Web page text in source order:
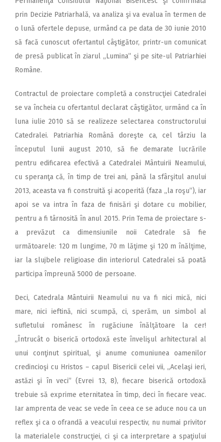
prin Decizie Patriarhală, va analiza şi va evalua în termen de
o lună ofertele depuse, urmând ca pe data de 30 iunie 2010
să facă cunoscut ofertantul câştigător, printr-un comunicat
de presă publicat în ziarul „Lumina” şi pe site-ul Patriarhiei
Române.
Contractul de proiectare completă a construcţiei Catedralei
se va încheia cu ofertantul declarat câştigător, urmând ca în
luna iulie 2010 să se realizeze selectarea constructorului
Catedralei. Patriarhia Română doreşte ca, cel târziu la
începutul lunii august 2010, să fie demarate lucrările
pentru edificarea efectivă a Catedralei Mântuirii Neamului,
cu speranţa că, în timp de trei ani, până la sfârşitul anului
2013, aceasta va fi construită şi acoperită (faza „la roşu”), iar
apoi se va intra în faza de finisări şi dotare cu mobilier,
pentru a fi târnosită în anul 2015. Prin Tema de proiectare s-
a prevăzut ca dimensiunile noii Catedrale să fie
următoarele: 120 m lungime, 70 m lăţime şi 120 m înălţime,
iar la slujbele religioase din interiorul Catedralei să poată
participa împreună 5000 de persoane.
Deci, Catedrala Mântuirii Neamului nu va fi nici mică, nici
mare, nici ieftină, nici scumpă, ci, sperăm, un simbol al
sufletului românesc în rugăciune înălţătoare la cer!
„Întrucât o biserică ortodoxă este învelişul arhitectural al
unui conţinut spiritual, şi anume comuniunea oamenilor
credincioşi cu Hristos – capul Bisericii celei vii, „Acelaşi ieri,
astăzi şi în veci” (Evrei 13, 8), fiecare biserică ortodoxă
trebuie să exprime eternitatea în timp, deci în fiecare veac.
Iar amprenta de veac se vede în ceea ce se aduce nou ca un
reflex şi ca o ofrandă a veacului respectiv, nu numai privitor
la materialele construcţiei, ci şi ca interpretare a spaţiului